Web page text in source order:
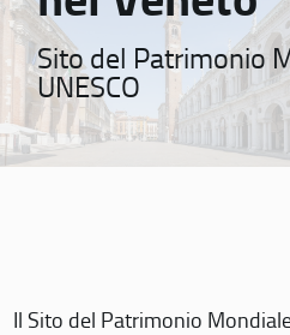
Sito del Patrimonio
UNESCO
Il Sito del Patrimonio